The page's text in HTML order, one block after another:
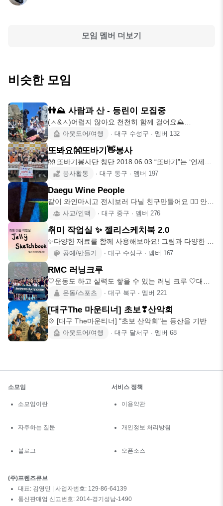
모임 멤버 더보기
비슷한 모임
👫⛰️ 사람과 산 - 등린이 모집중
(ㅅ&ㅅ)어렵지 않아요 천천히 함께 걸어요⛰️
2024.3.10.~ 💢(
아웃도어/여행 ∙ 대구 수성구 ∙ 멤버 132
또봐요👐또바기👋봉사
👐 또바기봉사단 창단 2018.06.03 “또바기”는 ‘언제나,
한결같봉사활동 ∙ 대구 동구 ∙ 멤버 197
Daegu Wine People
같이 와인마시고 전시보러 다닐 친구만들어요 🙆‍♂️ 안녕
하세요 저는
사교/인맥 ∙ 대구 중구 ∙ 멤버 276
취미 작업실 ✨ 젤리스케치북 2.0
✨다양한 재료를 함께 사용해보아요! 그림과 다양한 공
예도 💕✨ 📒 여
공예/만들기 ∙ 대구 수성구 ∙ 멤버 167
RMC 러닝크루
🤍운동도 하고 실력도 쌓을 수 있는 러닝 크루 🤍대구
모임 20, 30대
운동/스포츠 ∙ 대구 북구 ∙ 멤버 221
[대구The 마운티너] 초보❣산악회
💠 [대구 The마운티너] "초보 산악회"는 등산을 기반
아웃도어/여행 ∙ 대구 달서구 ∙ 멤버 68
소모임
소모임이란
자주하는 질문
블로그
서비스 정책
이용약관
개인정보 처리방침
오픈소스
(주)프렌즈큐브
대표: 김영민 | 사업자번호: 129-86-64139
통신판매업 신고번호: 2014-경기성남-1490